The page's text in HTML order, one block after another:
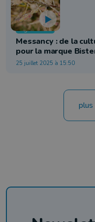
Agriculture
Messancy : de la
pour la marque
25 juillet 2025 à 15:50